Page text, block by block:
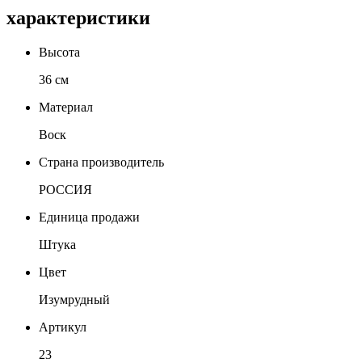
характеристики
Высота
36 см
Материал
Воск
Страна производитель
РОССИЯ
Единица продажи
Штука
Цвет
Изумрудный
Артикул
23